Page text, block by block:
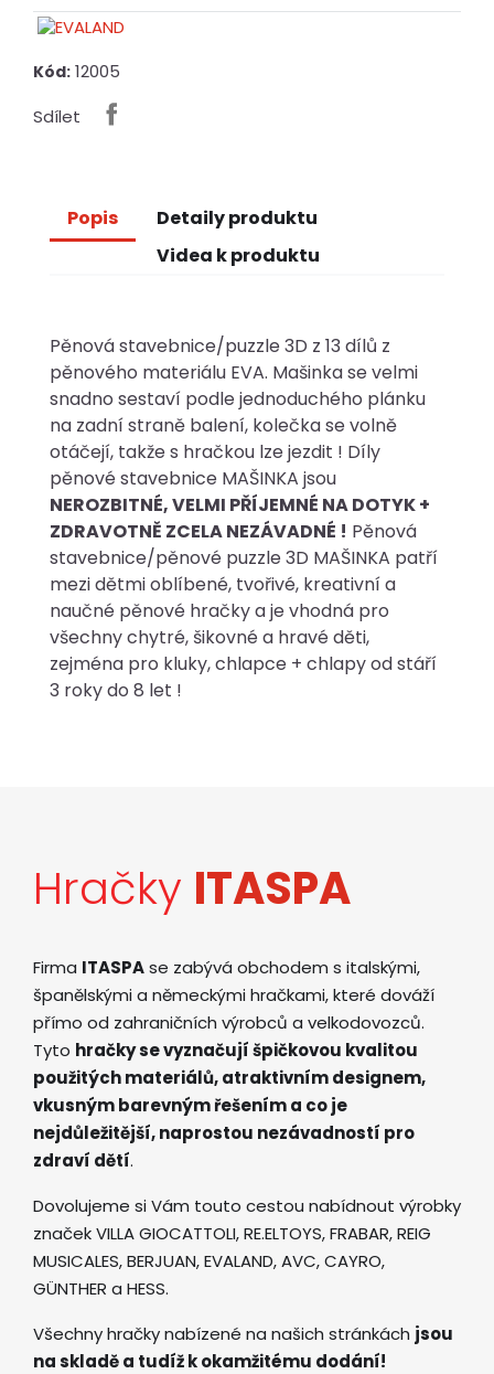
Kód: 12005
Sdílet
Popis
Detaily produktu
Videa k produktu
Pěnová stavebnice/puzzle 3D z 13 dílů z
pěnového materiálu EVA. Mašinka se velmi
snadno sestaví podle jednoduchého plánku
na zadní straně balení, kolečka se volně
otáčejí, takže s hračkou lze jezdit ! Díly
pěnové stavebnice MAŠINKA jsou
NEROZBITNÉ, VELMI PŘÍJEMNÉ NA DOTYK +
ZDRAVOTNĚ ZCELA NEZÁVADNÉ ! Pěnová
stavebnice/pěnové puzzle 3D MAŠINKA patří
mezi dětmi oblíbené, tvořivé, kreativní a
naučné pěnové hračky a je vhodná pro
všechny chytré, šikovné a hravé děti,
zejména pro kluky, chlapce + chlapy od stáří
3 roky do 8 let !
Hračky ITASPA
Firma ITASPAse zabývá obchodem s italskými,
španělskými a německými hračkami, které dováží
přímo od zahraničních výrobců a velkodovozců.
Tyto hračky se vyznačují špičkovou kvalitou
použitých materiálů, atraktivním designem,
vkusným barevným řešením a co je
nejdůležitější, naprostou nezávadností pro
zdraví dětí.
Dovolujeme si Vám touto cestou nabídnout výrobky
značek VILLA GIOCATTOLI, RE.ELTOYS, FRABAR, REIG
MUSICALES, BERJUAN, EVALAND, AVC, CAYRO,
GÜNTHER a HESS.
Všechny hračky nabízené na našich stránkách jsou
na skladě a tudíž k okamžitému dodání!